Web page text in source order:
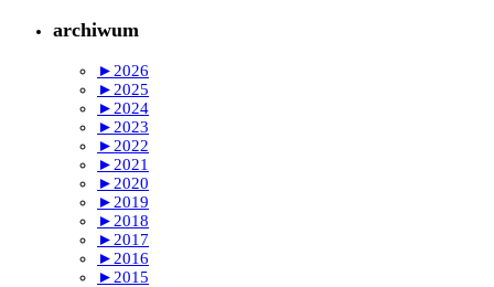
archiwum
► 2026
► 2025
► 2024
► 2023
► 2022
► 2021
► 2020
► 2019
► 2018
► 2017
► 2016
► 2015